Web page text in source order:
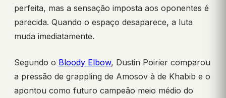
perfeita, mas a sensação imposta aos oponentes é
parecida. Quando o espaço desaparece, a luta
muda imediatamente.
Segundo o Bloody Elbow, Dustin Poirier comparou
a pressão de grappling de Amosov à de Khabib e o
apontou como futuro campeão meio médio do